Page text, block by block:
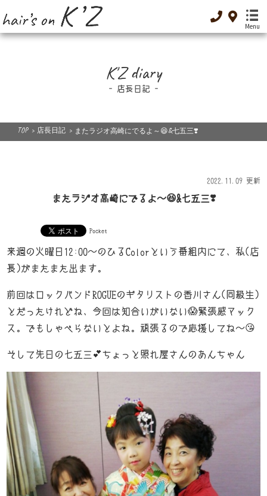
Menu
TOP
-メニュー-
Menu
Dressing
-お知らせ-
News
-店長日記-
K'Z diary
店長日記
TOP > 店長日記 > またラジオ高崎にでるよ～😆&七五三❣️
2022.11.09 更新
またラジオ高崎にでるよ～😆&七五三❣️
Pocket
来週の火曜日12:00～のひるColorという番組内にて、私(店
長)がまたまた出ます。
前回はロックバンドROGUEのギタリストの香川さん(同級生)
とだったけれどね、今回は知合いがいない😱緊張感マック
ス。でもしゃべらないとよね。頑張るので応援してね～😘
そして先日の七五三💕ちょっと照れ屋さんのあんちゃん